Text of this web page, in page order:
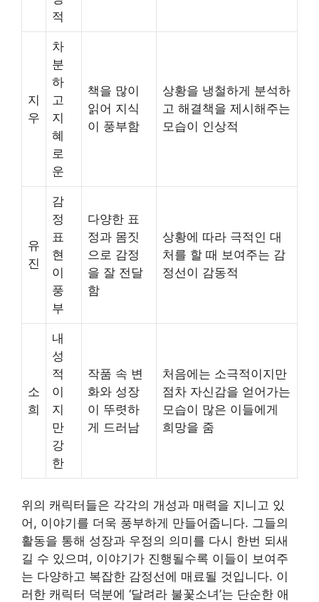
적
지
우
차
분
하
고
지
혜
로
운
책을 많이
읽어 지식
이 풍부함
상황을 냉철하게 분석하
고 해결책을 제시해주는
모습이 인상적
유
진
감
정
표
현
이
풍
부
다양한 표
정과 몸짓
으로 감정
을 잘 전달
함
상황에 따라 극적인 대
처를 할 때 보여주는 감
정선이 감동적
소
희
내
성
적
이
지
만
강
한
작품 속 변
화와 성장
이 뚜렷하
게 드러남
처음에는 소극적이지만
점차 자신감을 얻어가는
모습이 많은 이들에게
희망을 줌
위의 캐릭터들은 각각의 개성과 매력을 지니고 있
어, 이야기를 더욱 풍부하게 만들어줍니다. 그들의
활동을 통해 성장과 우정의 의미를 다시 한번 되새
길 수 있으며, 이야기가 진행될수록 이들이 보여주
는 다양하고 복잡한 감정선에 매료될 것입니다. 이
러한 캐릭터 덕분에 ‘달려라 불꽃소녀’는 단순한 애